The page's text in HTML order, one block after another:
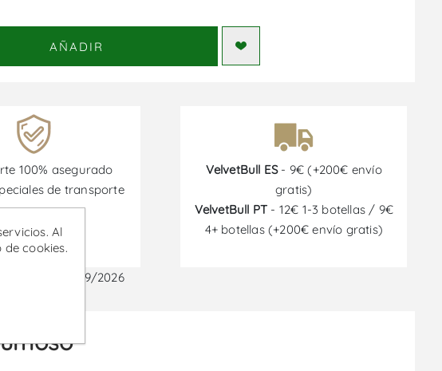
AÑADIR
100% asegurado
de transporte
VelvetBull ES- 9€ (+200€ envío
gratis)
VelvetBull PT - 12€ 1-3 botellas / 9€
4+ botellas (+200€ envío gratis)
hasta el 30/09/2026
Al
cookies.